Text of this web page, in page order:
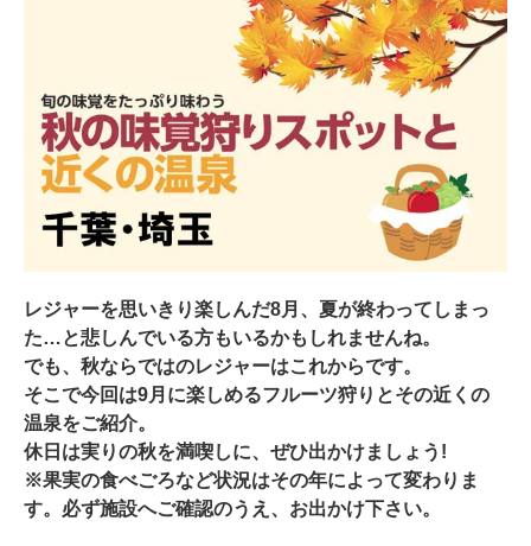
レジャーを思いきり楽しんだ8月、夏が終わってしまっ
た…と悲しんでいる方もいるかもしれませんね。
でも、秋ならではのレジャーはこれからです。
そこで今回は9月に楽しめるフルーツ狩りとその近くの
温泉をご紹介。
休日は実りの秋を満喫しに、ぜひ出かけましょう!
※果実の食べごろなど状況はその年によって変わりま
す。必ず施設へご確認のうえ、お出かけ下さい。